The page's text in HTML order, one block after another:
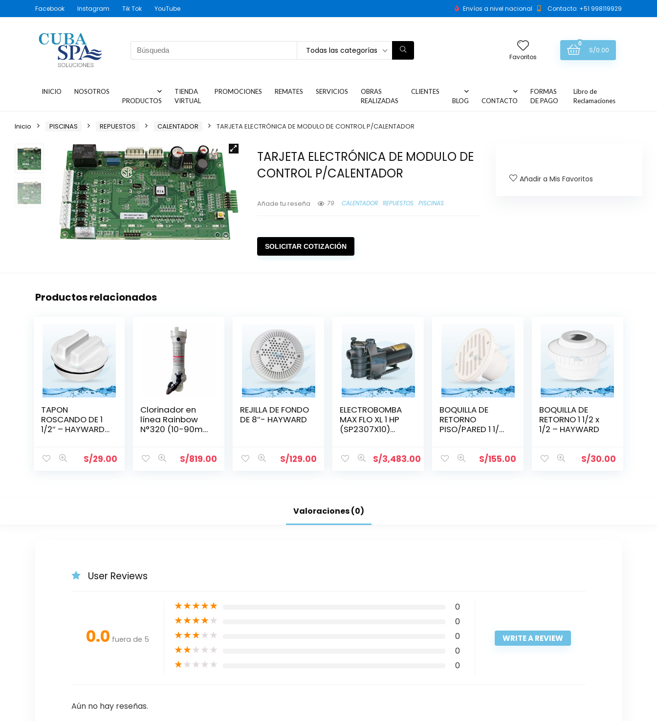
Facebook Instagram Tik Tok YouTube Envíos a nivel nacional Contacto: +51 998119929
Todas las categorías
Favoritos
0
S/0.00
INICIO
NOSOTROS
PRODUCTOS
TIENDA
VIRTUAL
PROMOCIONES REMATES SERVICIOS
OBRAS
REALIZADAS
CLIENTES
BLOG
CONTACTO
FORMAS
DE PAGO
Libro de
Reclamaciones
Inicio PISCINAS REPUESTOS CALENTADOR TARJETA ELECTRÓNICA DE MODULO DE CONTROL P/CALENTADOR
TARJETA ELECTRÓNICA DE MODULO DE
CONTROL P/CALENTADOR
Añade tu reseña 79 CALENTADOR REPUESTOS PISCINAS
SOLICITAR COTIZACIÓN
Añadir a Mis Favoritos
Productos relacionados
TAPON
ROSCANDO DE 1
1/2″ – HAYWARD
S/29.00
Clorinador en
línea Rainbow
N°320 (10-90m³)
S/819.00
REJILLA DE FONDO
DE 8″- HAYWARD
S/129.00
ELECTROBOMBA
MAX FLO XL 1 HP
(SP2307X10)
S/3,483.00
BOQUILLA DE
RETORNO
PISO/PARED 1 1/2
S/155.00
BOQUILLA DE
RETORNO 1 1/2 x
1/2 – HAYWARD
S/30.00
Valoraciones (0)
User Reviews
0.0 fuera de 5
★★★★★ 0
★★★★★ 0
★★★★★ 0
★★★★★ 0
★★★★★ 0
WRITE A REVIEW
Aún no hay reseñas.